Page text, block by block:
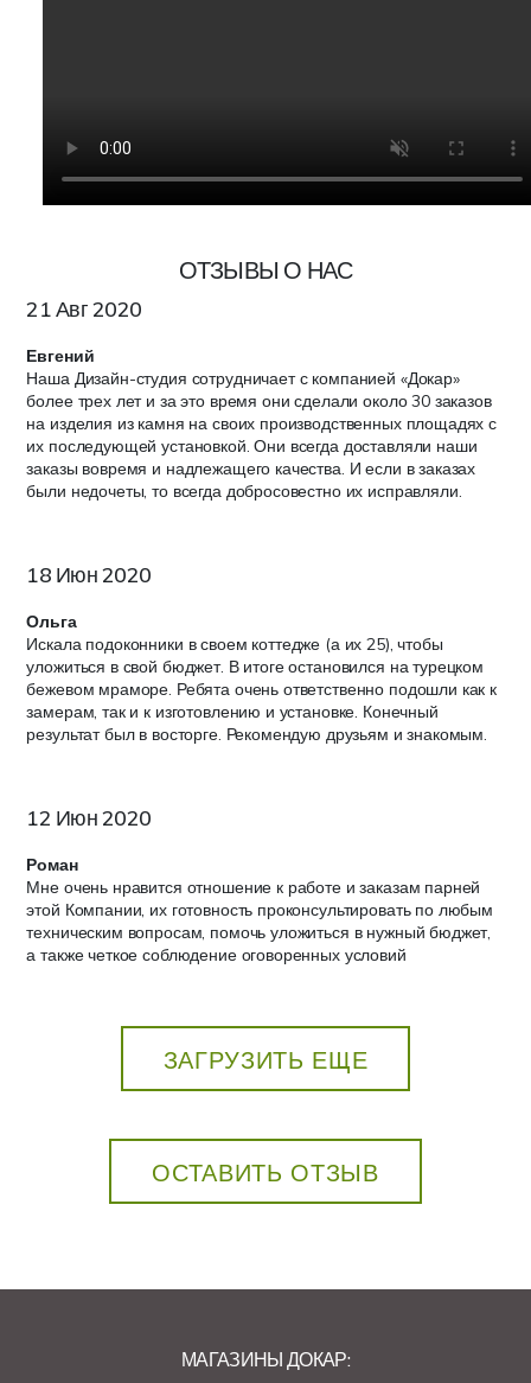
ОТЗЫВЫ О НАС
21 Авг 2020
Евгений
Наша Дизайн-студия сотрудничает с компанией «Докар»
более трех лет и за это время они сделали около 30 заказов
на изделия из камня на своих производственных площадях с
их последующей установкой. Они всегда доставляли наши
заказы вовремя и надлежащего качества. И если в заказах
были недочеты, то всегда добросовестно их исправляли.
18 Июн 2020
Ольга
Искала подоконники в своем коттедже (а их 25), чтобы
уложиться в свой бюджет. В итоге остановился на турецком
бежевом мраморе. Ребята очень ответственно подошли как к
замерам, так и к изготовлению и установке. Конечный
результат был в восторге. Рекомендую друзьям и знакомым.
12 Июн 2020
Роман
Мне очень нравится отношение к работе и заказам парней
этой Компании, их готовность проконсультировать по любым
техническим вопросам, помочь уложиться в нужный бюджет,
а также четкое соблюдение оговоренных условий
ЗАГРУЗИТЬ ЕЩЕ
ОСТАВИТЬ ОТЗЫВ
МАГАЗИНЫ ДОКАР: